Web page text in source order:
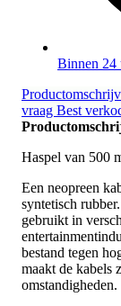
Binnen 24
vraag Best
Haspel van 500
Een neopreen
syntetisch
gebruikt in
bestand tegen
maakt de kabels
omstandigheden.